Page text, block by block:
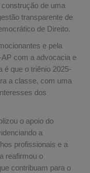
de uma
transparente de
de Direito.
e pela
com a advocacia e
é que o triênio 2025-
a classe, com uma
dos
o apoio do
a
profissionais e a
reafirmou o
contribuam para o